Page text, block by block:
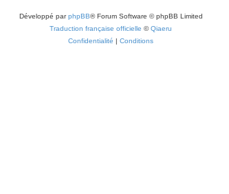
Développé parphpBB® Forum Software © phpBB Limited
Traduction française officielle ©Qiaeru
Confidentialité | Conditions